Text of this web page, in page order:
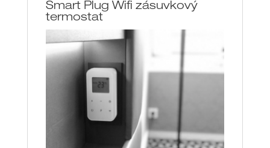
Smart Plug Wifi zásuvkový
termostat